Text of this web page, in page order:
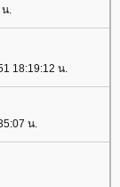
.
18:19:12 น.
น.